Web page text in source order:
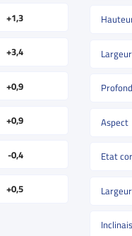
+1,3
+3,4
+0,9
+0,9
-0,4
+0,5
Aspect
Etat